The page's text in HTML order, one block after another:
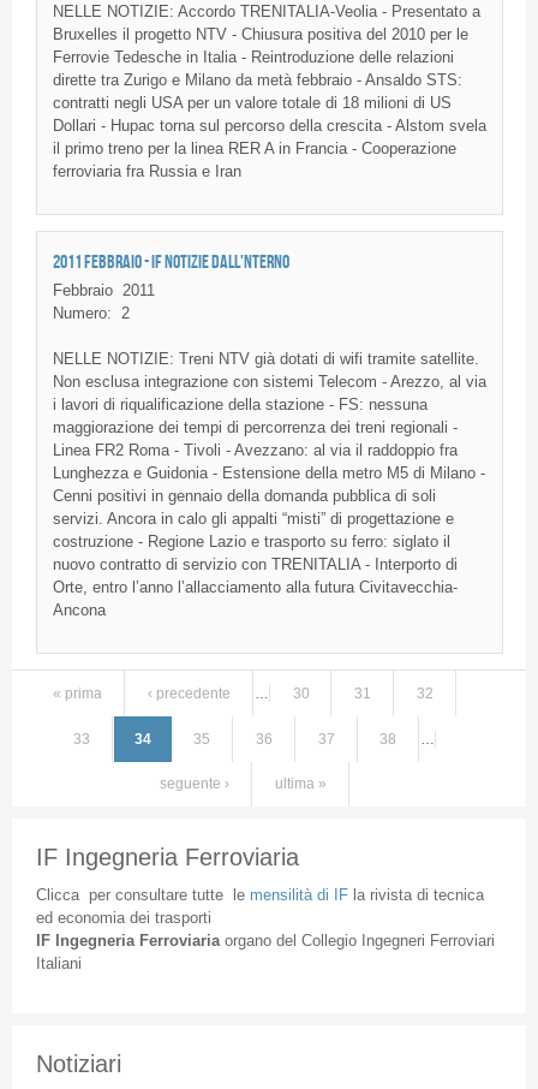
NELLE NOTIZIE: Accordo TRENITALIA-Veolia - Presentato a
Bruxelles il progetto NTV - Chiusura positiva del 2010 per le
Ferrovie Tedesche in Italia - Reintroduzione delle relazioni
dirette tra Zurigo e Milano da metà febbraio - Ansaldo STS:
contratti negli USA per un valore totale di 18 milioni di US
Dollari - Hupac torna sul percorso della crescita - Alstom svela
il primo treno per la linea RER A in Francia - Cooperazione
ferroviaria fra Russia e Iran
2011 FEBBRAIO - IF NOTIZIE DALL'NTERNO
Febbraio
2011
Numero:
2
NELLE NOTIZIE: Treni NTV già dotati di wifi tramitesatellite.
Non esclusa integrazionecon sistemi Telecom - Arezzo, al via
i lavori di riqualificazione della stazione- FS: nessuna
maggiorazione dei tempi di percorrenza dei treni regionali -
Linea FR2Roma - Tivoli - Avezzano: al via il raddoppio fra
Lunghezzae Guidonia- Estensione dellametro M5 di Milano -
Cenni positivi in gennaio della domanda pubblica di soli
servizi Ancorain calo gli appalti “misti” di progettazionee
costruzione- Regione Lazioe trasporto su ferro: siglato il
nuovo contratto di serviziocon TRENITALIA- Interporto di
Orte, entro l’anno l’allacciamento alla futura Civitavecchia-
Ancona
Pagine
« prima ‹ precedente 30 31 32
33 34 35 36 37 38
seguente › ultima »
IF Ingegneria Ferroviaria
Cliccaper consultare tuttele mensilità di IFla rivista di tecnica
ed economia dei trasporti
IF Ingegneria Ferroviaria organodel Collegio Ingegneri Ferroviari
Italiani
Notiziari